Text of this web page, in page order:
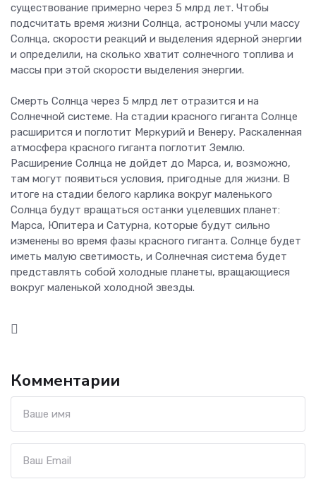
существование примерно через 5 млрд лет. Чтобы
подсчитать время жизни Солнца, астрономы учли массу
Солнца, скорости реакций и выделения ядерной энергии
и определили, на сколько хватит солнечного топлива и
массы при этой скорости выделения энергии.
Смерть Солнца через 5 млрд лет отразится и на
Солнечной системе. На стадии красного гиганта Солнце
расширится и поглотит Меркурий и Венеру. Раскаленная
атмосфера красного гиганта поглотит Землю.
Расширение Солнца не дойдет до Марса, и, возможно,
там могут появиться условия, пригодные для жизни. В
итоге на стадии белого карлика вокруг маленького
Солнца будут вращаться останки уцелевших планет:
Марса, Юпитера и Сатурна, которые будут сильно
изменены во время фазы красного гиганта. Солнце будет
иметь малую светимость, и Солнечная система будет
представлять собой холодные планеты, вращающиеся
вокруг маленькой холодной звезды.
Комментарии